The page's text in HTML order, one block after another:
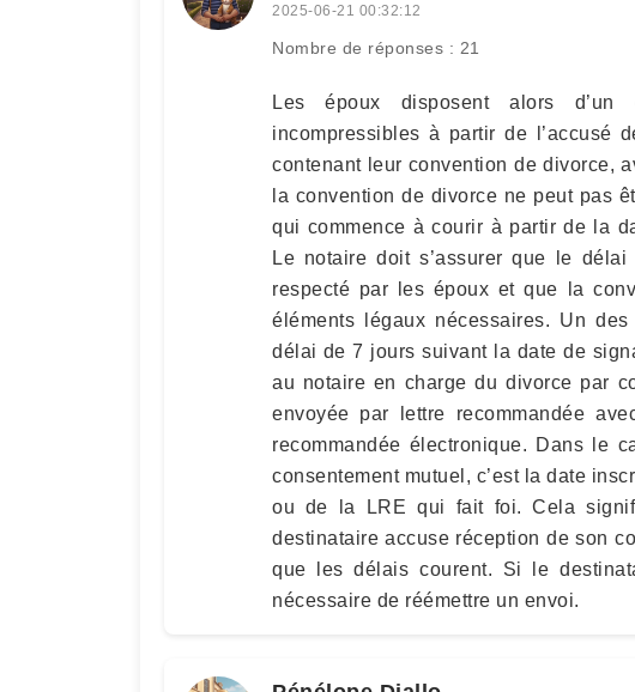
2025-06-21 00:32:12
Nombre de réponses : 21
Les époux disposent alors
incompressibles à partir de l’accusé
contenant leur convention de divorce,
la convention de divorce ne peut pas
qui commence à courir à partir de la
Le notaire doit s’assurer que le
respecté par les époux et que la
éléments légaux nécessaires. Un
délai de 7 jours suivant la date de
au notaire en charge du divorce par
envoyée par lettre recommandée
recommandée électronique. Dans le
consentement mutuel, c’est la date
ou de la LRE qui fait foi. Cela
destinataire accuse réception de son
que les délais courent. Si le
nécessaire de réémettre un envoi.